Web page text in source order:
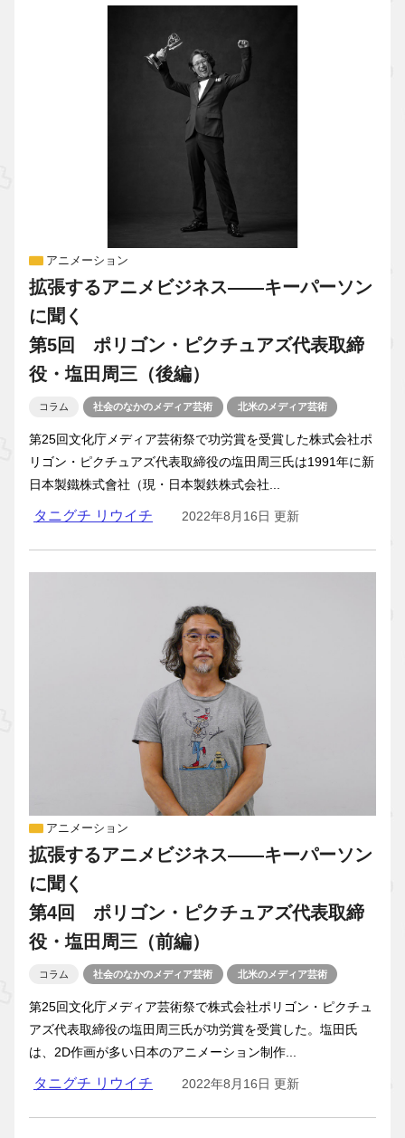
アニメーション
拡張するアニメビジネス――キーパーソン
に聞く
第5回 ポリゴン・ピクチュアズ代表取締
役・塩田周三（後編）
コラム 社会のなかのメディア芸術 北米のメディア芸術
第25回文化庁メディア芸術祭で功労賞を受賞した株式会社ポ
リゴン・ピクチュアズ代表取締役の塩田周三氏は1991年に新
日本製鐵株式會社（現・日本製鉄株式会社...
タニグチ リウイチ 2022年8月16日 更新
アニメーション
拡張するアニメビジネス――キーパーソン
に聞く
第4回 ポリゴン・ピクチュアズ代表取締
役・塩田周三（前編）
コラム 社会のなかのメディア芸術 北米のメディア芸術
第25回文化庁メディア芸術祭で株式会社ポリゴン・ピクチュ
アズ代表取締役の塩田周三氏が功労賞を受賞した。塩田氏
は、2D作画が多い日本のアニメーション制作...
タニグチ リウイチ 2022年8月16日 更新